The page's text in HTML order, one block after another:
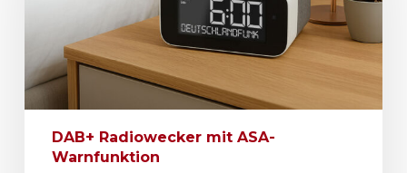
DAB+ Radiowecker mit ASA-
Warnfunktion